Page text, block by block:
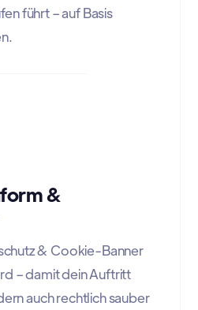
führt – auf Basis
&
& Cookie-Banner
– damit dein Auftritt
auch rechtlich sauber